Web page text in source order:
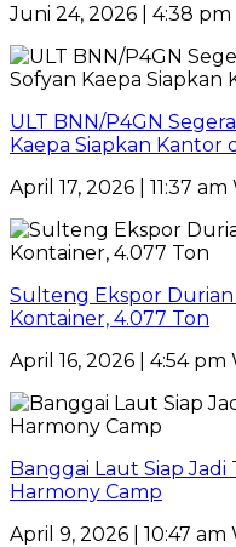
Juni 24, 2026 | 4:38 pm
ULT BNN/P4GN
Kaepa Siapkan Kantor
April 17, 2026 | 11:37 am
Sulteng Ekspor Durian
Kontainer, 4.077 Ton
April 16, 2026 | 4:54 pm
Banggai Laut Siap
Harmony Camp
April 9, 2026 | 10:47 am